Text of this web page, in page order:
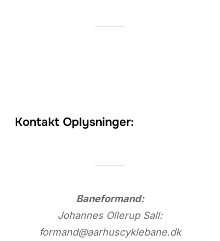
Kontakt Oplysninger:
Baneformand:
Johannes Ollerup Sall:
formand@aarhuscyklebane.dk